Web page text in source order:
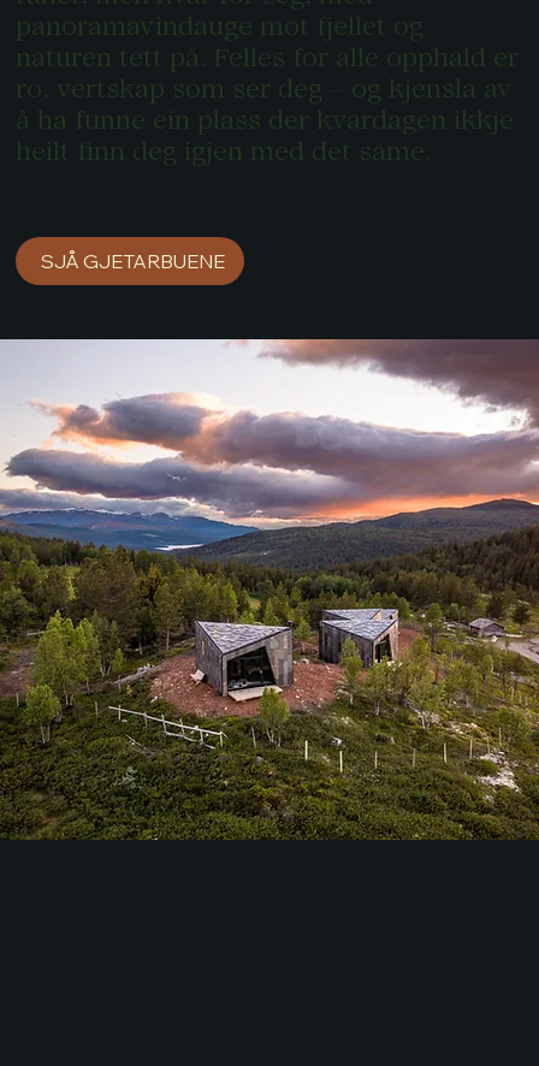
panoramavindauge mot fjellet og
naturen tett på. Felles for alle opphald er
ro, vertskap som ser deg – og kjensla av
å ha funne ein plass der kvardagen ikkje
heilt finn deg igjen med det same.
SJÅ GJETARBUENE